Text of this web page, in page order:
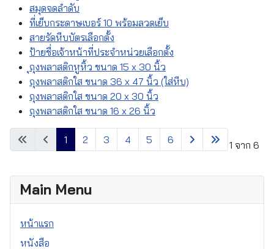
สมุดจดลำดับ
ที่เย็บกระดาษเบอร์ 10 พร้อมลวดเย็บ
สายรัดหีบบัตรเลือกตั้ง
ป้ายชื่อเจ้าหน้าที่ประจำหน่วยเลือกตั้ง
ุถุงพลาสติกหูหิ้ว ขนาด 15 x 30 นิ้ว
ถุงพลาสติกใส ขนาด 36 x 47 นิ้ว (ใส่หีบ)
ถุงพลาสติกใส ขนาด 20 x 30 นิ้ว
ถุงพลาสติกใส ขนาด 16 x 26 นิ้ว
หน้า 1 จาก 6
1 2 3 4 5 6
Main Menu
หน้าแรก
หนังสือ